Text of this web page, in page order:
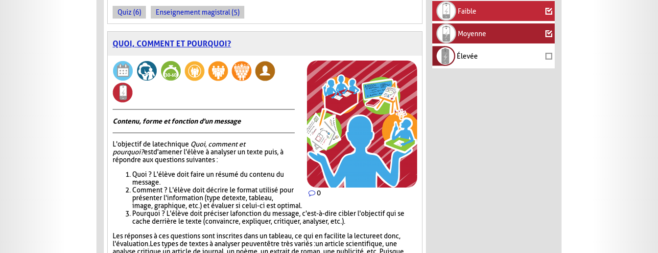
Faible
Moyenne
Élevée
Quiz (6) Enseignement magistral (5)
QUOI, COMMENT ET POURQUOI?
0
Contenu, forme et fonction d'un message
L'objectif de la technique Quoi, comment et
pourquoi?est d'amener l'élève à analyser un texte puis, à
répondre aux questions suivantes :
Quoi ? L'élève doit faire un résumé du contenu du
message.
Comment ? L'élève doit décrire le format utilisé pour
présenter l'information (type de texte, tableau,
image, graphique, etc.) et évaluer si celui-ci est optimal.
Pourquoi ? L'élève doit préciser la fonction du message, c'est-à-dire cibler l'objectif qui se
cache derrière le texte (convaincre, expliquer, critiquer, analyser, etc.).
Les réponses à ces questions sont inscrites dans un tableau, ce qui en facilite la lecture et donc,
l'évaluation. Les types de textes à analyser peuvent être très variés : un article scientifique, une